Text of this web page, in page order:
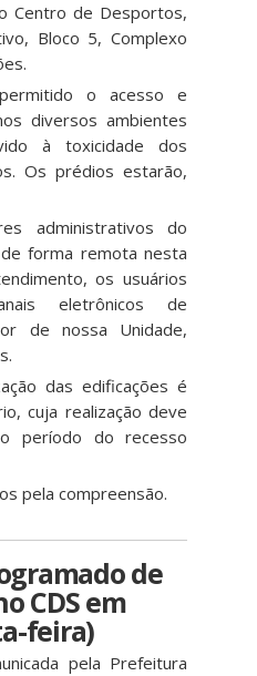
Centro de Desportos,
Bloco 5, Complexo
o acesso e
diversos ambientes
à toxicidade dos
Os prédios estarão,
administrativos do
forma remota nesta
os usuários
eletrônicos de
de nossa Unidade,
das edificações é
cuja realização deve
período do recesso
pela compreensão.
de
CDS em
feira)
pela Prefeitura